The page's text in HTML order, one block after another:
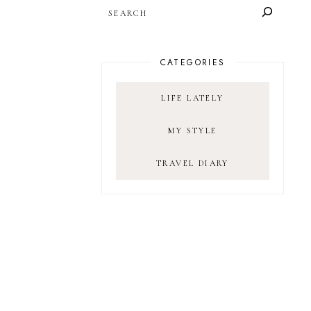
CATEGORIES
LIFE LATELY
MY STYLE
TRAVEL DIARY